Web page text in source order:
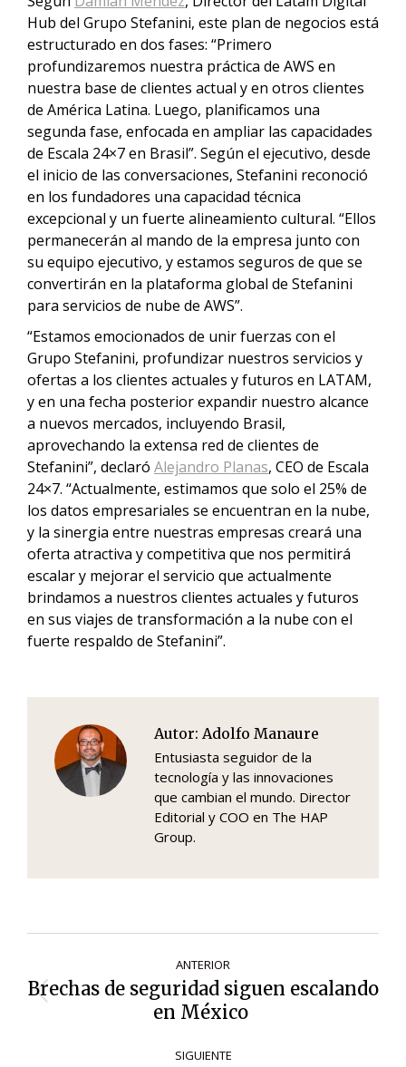
Hub del Grupo Stefanini, este plan de negocios está
estructurado en dos fases: “Primero
profundizaremos nuestra práctica de AWS en
nuestra base de clientes actual y en otros clientes
de América Latina. Luego, planificamos una
segunda fase, enfocada en ampliar las capacidades
de Escala 24×7 en Brasil”. Según el ejecutivo, desde
el inicio de las conversaciones, Stefanini reconoció
en los fundadores una capacidad técnica
excepcional y un fuerte alineamiento cultural. “Ellos
permanecerán al mando de la empresa junto con
su equipo ejecutivo, y estamos seguros de que se
convertirán en la plataforma global de Stefanini
para servicios de nube de AWS”.
“Estamos emocionados de unir fuerzas con el
Grupo Stefanini, profundizar nuestros servicios y
ofertas a los clientes actuales y futuros en LATAM,
y en una fecha posterior expandir nuestro alcance
a nuevos mercados, incluyendo Brasil,
aprovechando la extensa red de clientes de
Stefanini”, declaró Alejandro Planas, CEO de Escala
24×7. “Actualmente, estimamos que solo el 25% de
los datos empresariales se encuentran en la nube,
y la sinergia entre nuestras empresas creará una
oferta atractiva y competitiva que nos permitirá
escalar y mejorar el servicio que actualmente
brindamos a nuestros clientes actuales y futuros
en sus viajes de transformación a la nube con el
fuerte respaldo de Stefanini”.
Autor: Adolfo Manaure
Entusiasta seguidor de la
tecnología y las innovaciones
que cambian el mundo. Director
Editorial y COO en The HAP
Group.
de
entradas
ANTERIOR
Entrada
anterior:
Brechas de seguridad siguen escalando
en México
SIGUIENTE